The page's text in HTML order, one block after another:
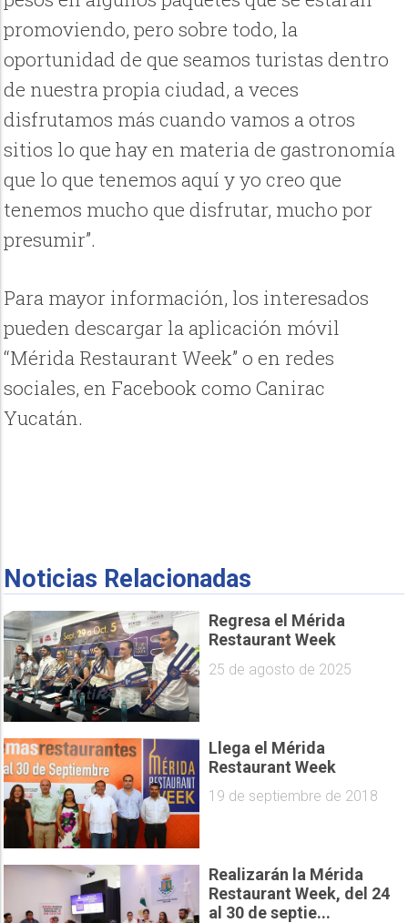
promoviendo, pero sobre todo, la
oportunidad de que seamos turistas dentro
de nuestra propia ciudad, a veces
disfrutamos más cuando vamos a otros
sitios lo que hay en materia de gastronomía
que lo que tenemos aquí y yo creo que
tenemos mucho que disfrutar, mucho por
presumir”.
Para mayor información, los interesados
pueden descargar la aplicación móvil
“Mérida Restaurant Week” o en redes
sociales, en Facebook como Canirac
Yucatán.
Noticias Relacionadas
Regresa el Mérida
Restaurant Week
25 de agosto de 2025
Llega el Mérida
Restaurant Week
19 de septiembre de 2018
Realizarán la Mérida
Restaurant Week, del 24
al 30 de septie...